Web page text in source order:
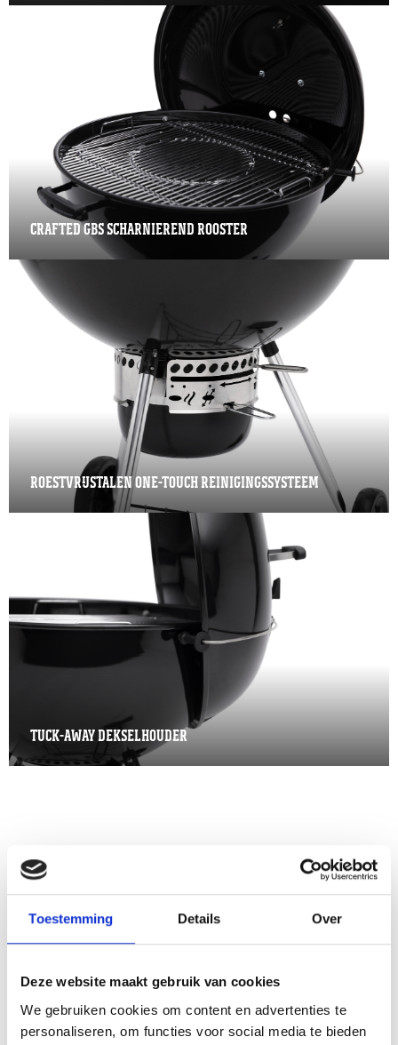
Toestemming Details Over
Deze website maakt gebruik van cookies
We gebruiken cookies om content en advertenties te
personaliseren, om functies voor social media te bieden
CRAFTED GBS SCHARNIEREND ROOSTER
ROESTVRIJSTALEN ONE-TOUCH REINIGINGSSYSTEEM
TUCK-AWAY DEKSELHOUDER
OOK INTERESSANT